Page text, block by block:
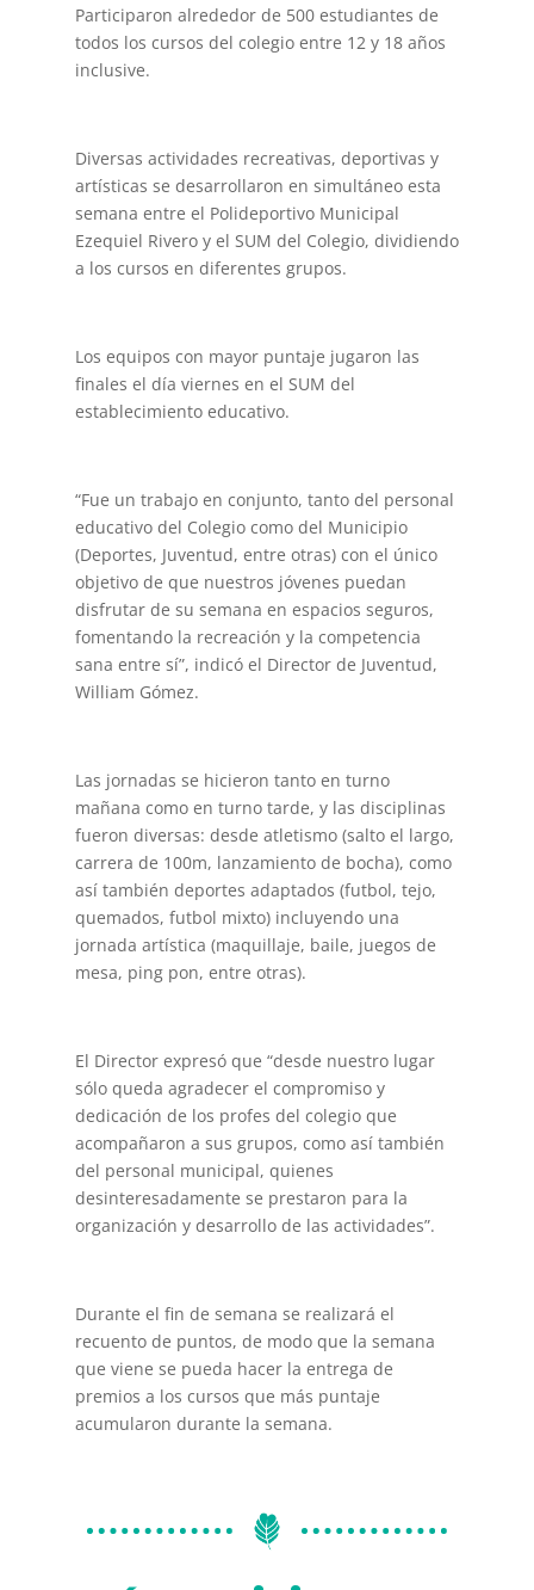
Participaron alrededor de 500 estudiantes de
todos los cursos del colegio entre 12 y 18 años
inclusive.
Diversas actividades recreativas, deportivas y
artísticas se desarrollaron en simultáneo esta
semana entre el Polideportivo Municipal
Ezequiel Rivero y el SUM del Colegio, dividiendo
a los cursos en diferentes grupos.
Los equipos con mayor puntaje jugaron las
finales el día viernes en el SUM del
establecimiento educativo.
“Fue un trabajo en conjunto, tanto del personal
educativo del Colegio como del Municipio
(Deportes, Juventud, entre otras) con el único
objetivo de que nuestros jóvenes puedan
disfrutar de su semana en espacios seguros,
fomentando la recreación y la competencia
sana entre sí”, indicó el Director de Juventud,
William Gómez.
Las jornadas se hicieron tanto en turno
mañana como en turno tarde, y las disciplinas
fueron diversas: desde atletismo (salto el largo,
carrera de 100m, lanzamiento de bocha), como
así también deportes adaptados (futbol, tejo,
quemados, futbol mixto) incluyendo una
jornada artística (maquillaje, baile, juegos de
mesa, ping pon, entre otras).
El Director expresó que “desde nuestro lugar
sólo queda agradecer el compromiso y
dedicación de los profes del colegio que
acompañaron a sus grupos, como así también
del personal municipal, quienes
desinteresadamente se prestaron para la
organización y desarrollo de las actividades”.
Durante el fin de semana se realizará el
recuento de puntos, de modo que la semana
que viene se pueda hacer la entrega de
premios a los cursos que más puntaje
acumularon durante la semana.